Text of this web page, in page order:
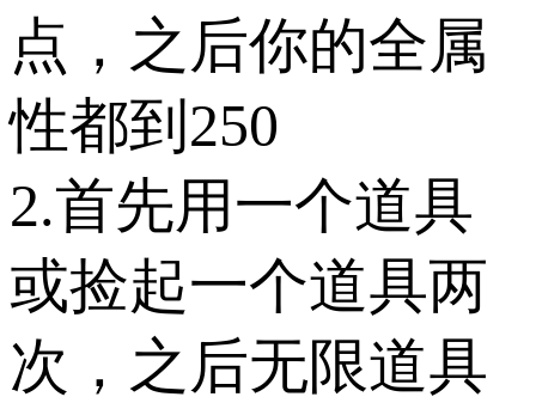
点，之后你的全属
性都到250
2.首先用一个道具
或捡起一个道具两
次，之后无限道具